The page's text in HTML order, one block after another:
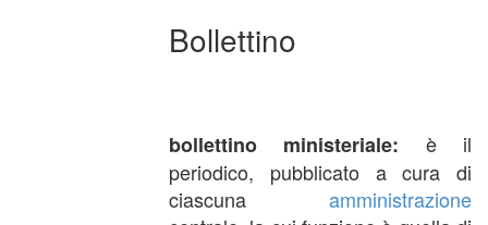
Bollettino
bollettino ministeriale: è il
periodico, pubblicato a cura di
ciascuna amministrazione